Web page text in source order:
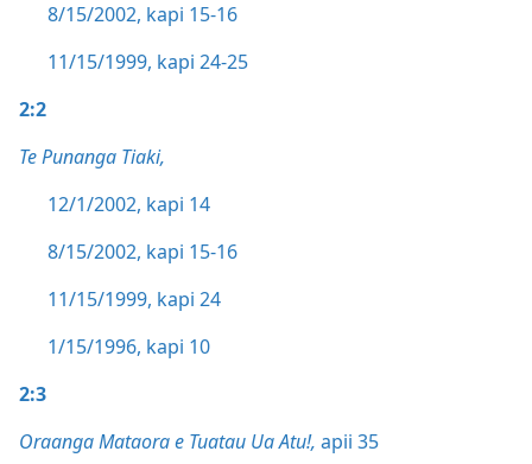
8/15/2002, kapi 15-16
11/15/1999, kapi 24-25
2:2
Te Punanga Tiaki,
12/1/2002, kapi 14
8/15/2002, kapi 15-16
11/15/1999, kapi 24
1/15/1996, kapi 10
2:3
Oraanga Mataora e Tuatau Ua Atu!, apii 35